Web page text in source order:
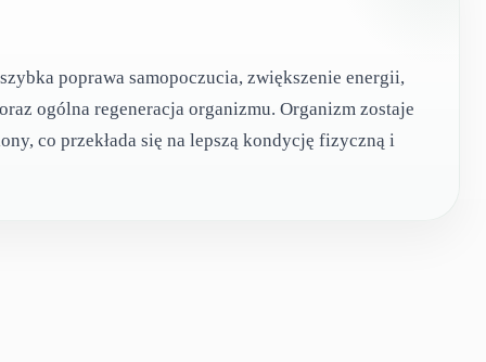
poprawa samopoczucia, zwiększenie energii,
ogólna regeneracja organizmu. Organizm zostaje
co przekłada się na lepszą kondycję fizyczną i